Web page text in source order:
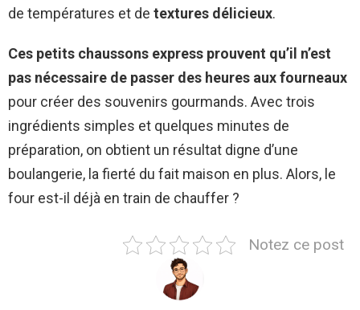
de températures et de textures délicieux.
Ces petits chaussons express prouvent qu’il n’est
pas nécessaire de passer des heures aux fourneaux
pour créer des souvenirs gourmands. Avec trois
ingrédients simples et quelques minutes de
préparation, on obtient un résultat digne d’une
boulangerie, la fierté du fait maison en plus. Alors, le
four est-il déjà en train de chauffer ?
Notez ce post